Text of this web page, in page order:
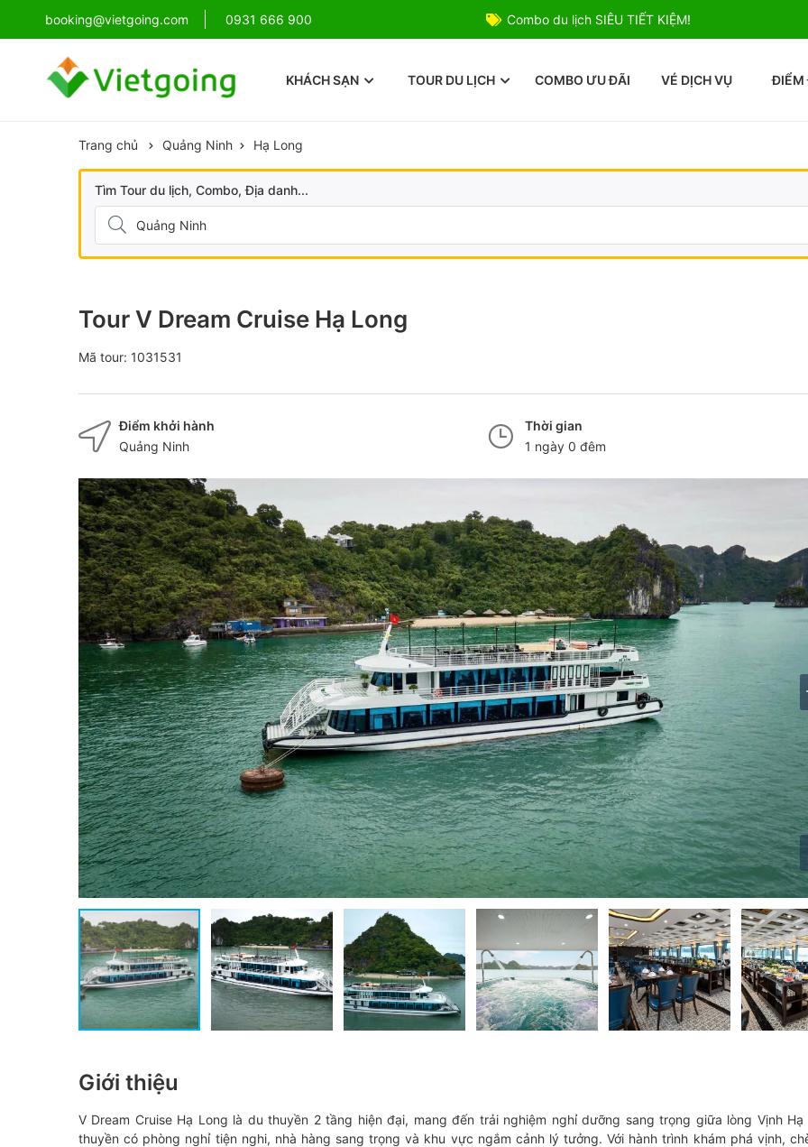
booking@vietgoing.com 0931 666 900
Combo Phú Quốc Giá Cực Sốc Combo du lịch SIÊU TIẾT KIỆM!
KHÁCH SẠN TOUR DU LỊCH COMBO ƯU ĐÃI VÉ DỊCH VỤ ĐIỂM
Trang chủ Quảng Ninh Hạ Long
Tìm Tour du lịch, Combo, Địa danh...
Tour V Dream Cruise Hạ Long
Mã tour: 1031531
Điểm khởi hành
Quảng Ninh
Thời gian
1 ngày 0 đêm
Giới thiệu
V Dream Cruise Hạ Long là du thuyền 2 tầng hiện đại, mang đến trải nghiệm nghỉ dưỡng sang trọng giữa lòng Vịnh Hạ
thuyền có phòng nghỉ tiện nghi, nhà hàng sang trọng và khu vực ngắm cảnh lý tưởng. Với hành trình khám phá vịnh,